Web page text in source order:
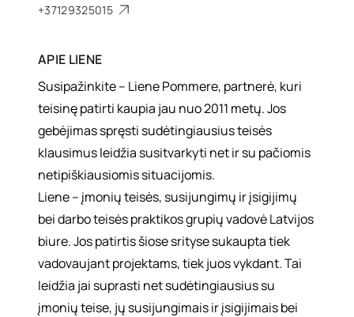
+37129325015
APIE LIENE
Susipažinkite – Liene Pommere, partnerė, kuri
teisinę patirti kaupia jau nuo 2011 metų. Jos
gebėjimas spręsti sudėtingiausius teisės
klausimus leidžia susitvarkyti net ir su pačiomis
netipiškiausiomis situacijomis.
Liene – įmonių teisės, susijungimų ir įsigijimų
bei darbo teisės praktikos grupių vadovė Latvijos
biure. Jos patirtis šiose srityse sukaupta tiek
vadovaujant projektams, tiek juos vykdant. Tai
leidžia jai suprasti net sudėtingiausius su
įmonių teise, jų susijungimais ir įsigijimais bei